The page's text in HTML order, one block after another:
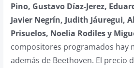
Pino, Gustavo Díaz-Jerez,
Javier Negrín, Judith Jáuregui,
Prisuelos, Noelia Rodiles y
compositores programados hay
además de Beethoven. El precio